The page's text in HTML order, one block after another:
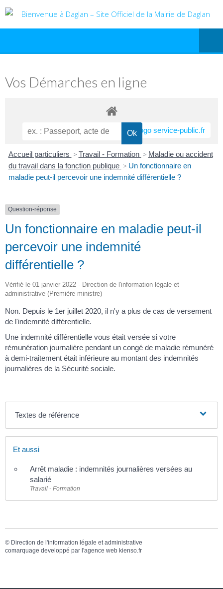
Vos Démarches en ligne
Accueil particuliers > Travail - Formation > Maladie ou accident
du travail dans la fonction publique > Un fonctionnaire en
maladie peut-il percevoir une indemnité différentielle ?
Question-réponse
Un fonctionnaire en maladie peut-il
percevoir une indemnité
différentielle ?
Vérifié le 01 janvier 2022 - Direction de l'information légale et
administrative (Première ministre)
Non. Depuis le 1er juillet 2020, il n'y a plus de cas de versement
de l'indemnité différentielle.
Une indemnité différentielle vous était versée si votre
rémunération journalière pendant un congé de maladie rémunéré
à demi-traitement était inférieure au montant des indemnités
journalières de la Sécurité sociale.
Textes de référence
Et aussi
Arrêt maladie : indemnités journalières versées au
salarié
Travail - Formation
© Direction de l'information légale et administrative
comarquage developpé par l'agence web kienso.fr